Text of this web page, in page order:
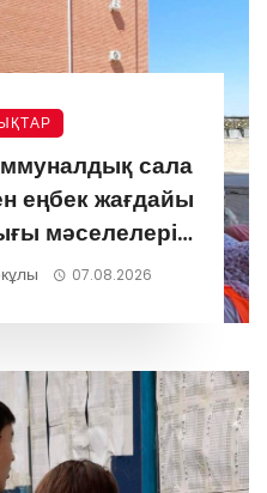
сала
еңбек жағдайы
мәселелері
07.08.2026